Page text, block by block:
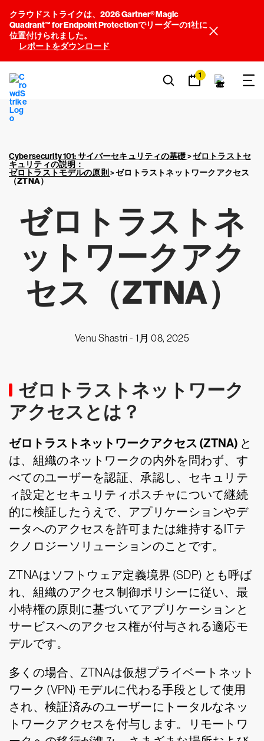
クラウドストライクは、2026 Gartner® Magic
Quadrant™ for Endpoint Protectionでリーダーの1社に
位置付けられました。
レポートをダウンロード
1
Cybersecurity 101: サイバーセキュリティの基礎>ゼロトラストセ
キュリティの説明：
ゼロトラストモデルの原則 >ゼロトラストネットワークアクセス
（ZTNA）
ゼロトラストネ
ットワークアク
セス（ZTNA）
Venu Shastri - 1月 08, 2025
ゼロトラストネットワーク
アクセスとは？
ゼロトラストネットワークアクセス (ZTNA) と
は、組織のネットワークの内外を問わず、す
べてのユーザーを認証、承認し、セキュリテ
ィ設定とセキュリティポスチャについて継続
的に検証したうえで、アプリケーションやデ
ータへのアクセスを許可または維持するITテ
クノロジーソリューションのことです。
ZTNAはソフトウェア定義境界 (SDP) とも呼ば
れ、組織のアクセス制御ポリシーに従い、最
小特権の原則に基づいてアプリケーションと
サービスへのアクセス権が付与される適応モ
デルです。
多くの場合、ZTNAは仮想プライベートネット
ワーク (VPN) モデルに代わる手段として使用
され、検証済みのユーザーにトータルなネッ
トワークアクセスを付与します。リモートワ